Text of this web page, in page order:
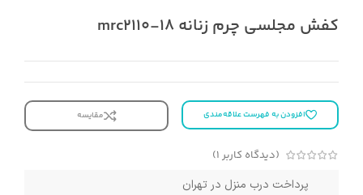
کفش مجلسی چرم زنانه mrc2110-18
افزودن به فهرست علاقه‌مندی مقایسه
(دیدگاه کاربر 1
)
پرداخت درب منزل در تهران